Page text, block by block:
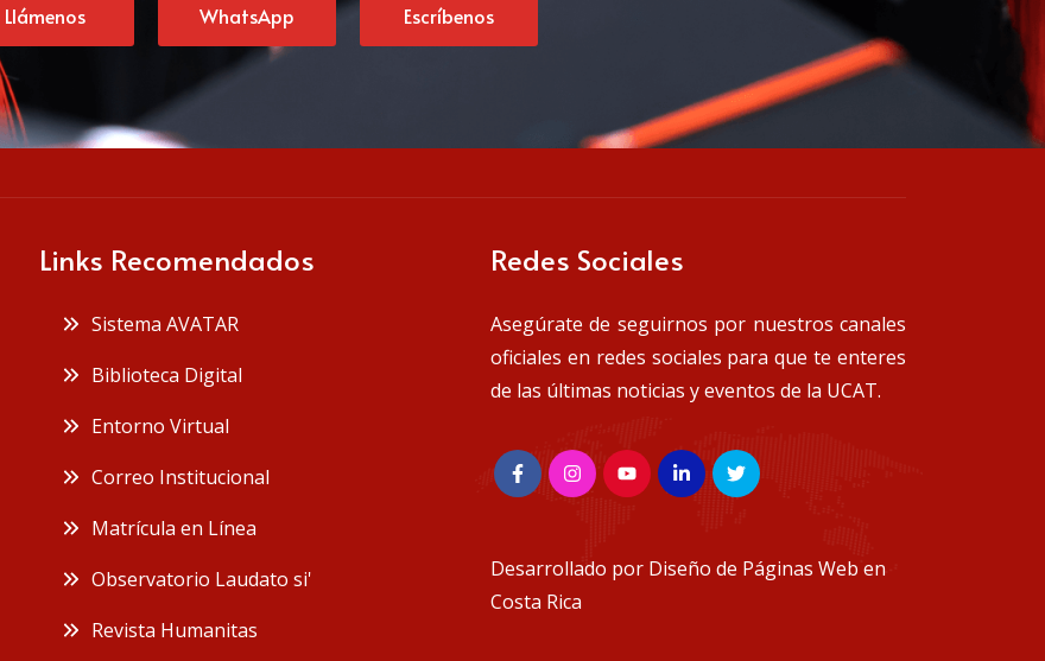
Llámenos WhatsApp Escríbenos
Links Recomendados
Sistema AVATAR
Biblioteca Digital
Entorno Virtual
Correo Institucional
Matrícula en Línea
Observatorio Laudato si'
Revista Humanitas
Redes Sociales
Asegúrate de seguirnos por nuestros canales
oficiales en redes sociales para que te enteres
de las últimas noticias y eventos de la UCAT.
Desarrollado por Diseño de Páginas Web en
Costa Rica